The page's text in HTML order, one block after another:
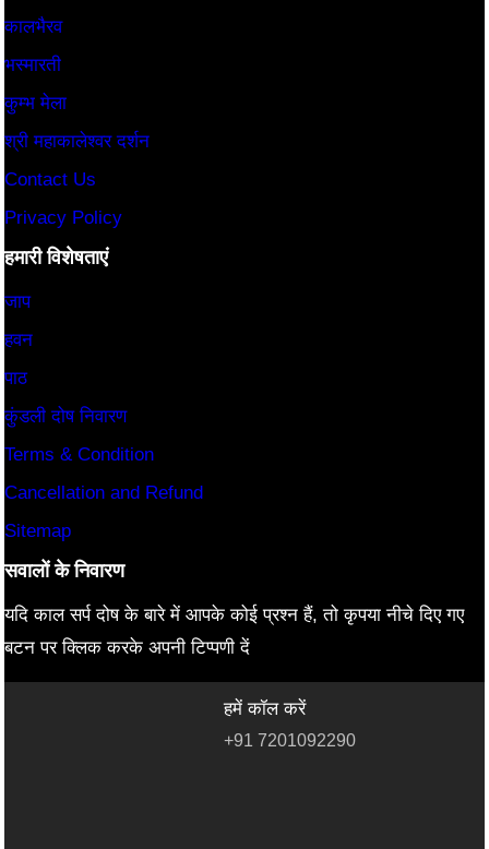
कालभैरव
भस्मारती
कुम्भ मेला
श्री महाकालेश्वर दर्शन
Contact Us
Privacy Policy
हमारी विशेषताएं
जाप
हवन
पाठ
कुंडली दोष निवारण
Terms & Condition
Cancellation and Refund
Sitemap
सवालों के निवारण
यदि काल सर्प दोष के बारे में आपके कोई प्रश्न हैं, तो कृपया नीचे दिए गए
बटन पर क्लिक करके अपनी टिप्पणी दें
हमें कॉल करें
+91 7201092290